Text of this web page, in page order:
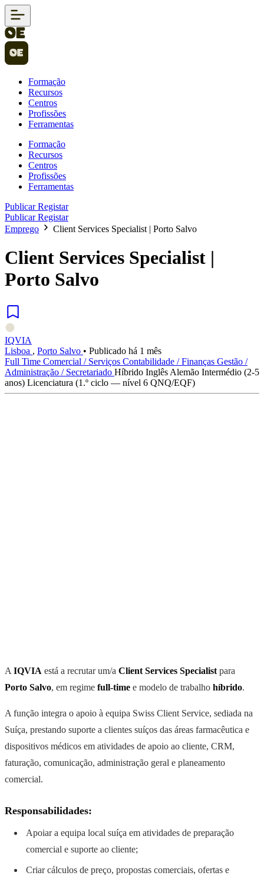
Formação
Recursos
Centros
Profissões
Ferramentas
Formação
Recursos
Centros
Profissões
Ferramentas
PublicarRegistar
PublicarRegistar
Emprego
Client Services Specialist | Porto Salvo
Client Services Specialist |
Porto Salvo
IQVIA
Lisboa , Porto Salvo • Publicado há 1 mês
Full Time Comercial / Serviços Contabilidade / Finanças Gestão /
Administração / Secretariado Híbrido Inglês Alemão Intermédio (2-5
anos) Licenciatura (1.º ciclo — nível 6 QNQ/EQF)
A IQVIA está a recrutar um/a Client Services Specialist para
Porto Salvo, em regime full-time e modelo de trabalho híbrido.
A função integra o apoio à equipa Swiss Client Service, sediada na
Suíça, prestando suporte a clientes suíços das áreas farmacêutica e
dispositivos médicos em atividades de apoio ao cliente, CRM,
faturação, comunicação, administração geral e planeamento
comercial.
Responsabilidades:
Apoiar a equipa local suíça em atividades de preparação
comercial e suporte ao cliente;
Criar cálculos de preço, propostas comerciais, ofertas e